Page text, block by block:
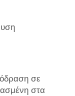
σε
στα